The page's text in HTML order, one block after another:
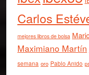
Carlos
mejores libros de bolsa
Maximiano Martín
semana oro Pablo Anido